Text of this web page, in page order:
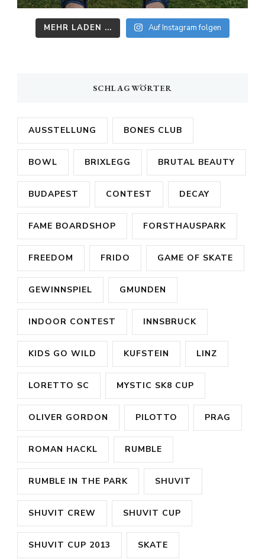
MEHR LADEN ... Auf Instagram folgen
SCHLAGWÖRTER
AUSSTELLUNG BONES CLUB
BOWL BRIXLEGG BRUTAL BEAUTY
BUDAPEST CONTEST DECAY
FAME BOARDSHOP FORSTHAUSPARK
FREEDOM FRIDO GAME OF SKATE
GEWINNSPIEL GMUNDEN
INDOOR CONTEST INNSBRUCK
KIDS GO WILD KUFSTEIN LINZ
LORETTO SC MYSTIC SK8 CUP
OLIVER GORDON PILOTTO PRAG
ROMAN HACKL RUMBLE
RUMBLE IN THE PARK SHUVIT
SHUVIT CREW SHUVIT CUP
SHUVIT CUP 2013 SKATE